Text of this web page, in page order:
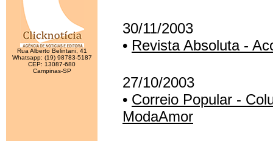
Rua Alberto Belintani, 41
Whatsapp: (19) 98783-5187
CEP: 13087-680
Campinas-SP
30/11/2003
• Revista Absoluta -
27/10/2003
• Correio Popular -
ModaAmor